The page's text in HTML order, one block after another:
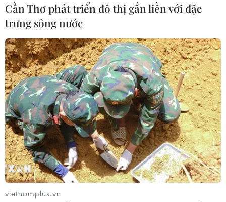
Cần Thơ phát triển đô thị gắn liền với đặc
trưng sông nước
vietnamplus.vn